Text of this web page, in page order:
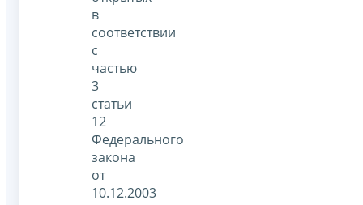
в
соответствии
с
частью
3
статьи
12
Федерального
закона
от
10.12.2003